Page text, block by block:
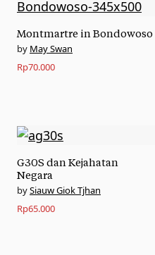
Montmartre in Bondowoso
May Swan
Rp70.000
G30S dan Kejahatan
Negara
Siauw Giok Tjhan
Rp65.000